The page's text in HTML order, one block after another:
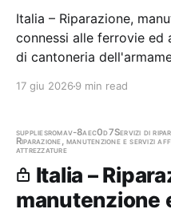
Italia – Riparazione,
connessi alle ferrovie ed
di cantoneria
Atac - Acquisti
17 giu 2026 9 min read
suppliesromav-8aec0d7Servizi di
Riparazione, manutenzione e servizi
attrezzature
Italia –
manutenzione